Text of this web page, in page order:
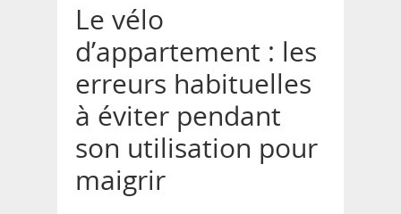
Le vélo
d’appartement : les
erreurs habituelles
à éviter pendant
son utilisation pour
maigrir